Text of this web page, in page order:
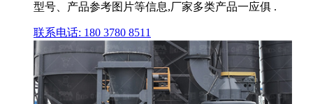
型号、产品参考图片等信息,厂家多类产品一应俱 .
联系电话: 180 3780 8511